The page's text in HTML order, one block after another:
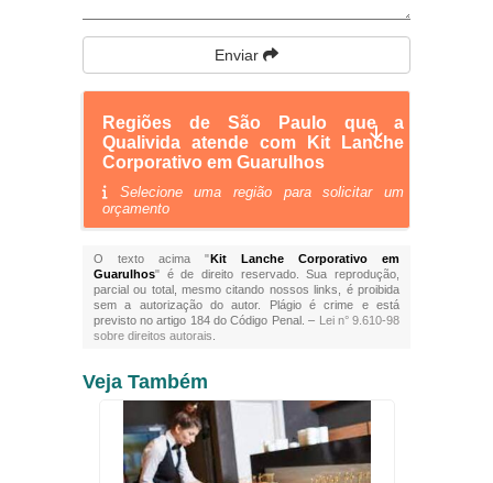
Enviar
Regiões de São Paulo que a
Qualivida atende com Kit Lanche
Corporativo em Guarulhos
Selecione uma região para solicitar um
orçamento
O texto acima "Kit Lanche Corporativo em
Guarulhos" é de direito reservado. Sua reprodução,
parcial ou total, mesmo citando nossos links, é proibida
sem a autorização do autor. Plágio é crime e está
previsto no artigo 184 do Código Penal. – Lei n° 9.610-98
sobre direitos autorais
Veja Também